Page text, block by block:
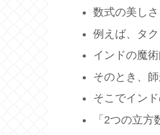
数式の美し
例えば、タク
インドの魔
そのとき、
そこでイン
「2つの立